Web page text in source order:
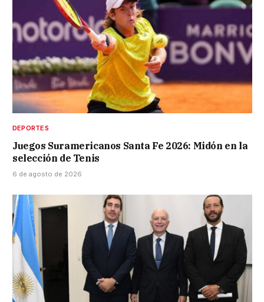
DEPORTES
Juegos Suramericanos Santa Fe 2026: Midón en la
selección de Tenis
6 de agosto de 2026